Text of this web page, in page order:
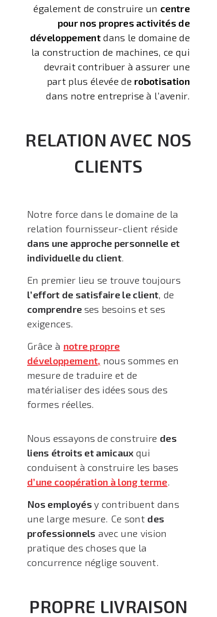
également de construire un centre
pour nos propres activités de
développementdans le domaine de
la construction de machines, ce qui
devrait contribuer à assurer une
part plus élevée de robotisation
dans notre entreprise à l’avenir.
RELATION AVEC NOS
CLIENTS
Notre force dans le domaine de la
relation fournisseur-client réside
dans une approche personnelle et
individuelle du client.
En premier lieu se trouve toujours
l’effort de satisfaire le client, de
comprendre ses besoins et ses
exigences.
Grâce à notre propre
développement, nous sommes en
mesure de traduire et de
matérialiser des idées sous des
formes réelles.
Nous essayons de construire des
liens étroits et amicauxqui
conduisent à construire les bases
d’une coopération à long terme.
Nos employésy contribuent dans
une large mesure. Ce sont des
professionnels avec une vision
pratique des choses que la
concurrence néglige souvent.
PROPRE LIVRAISON